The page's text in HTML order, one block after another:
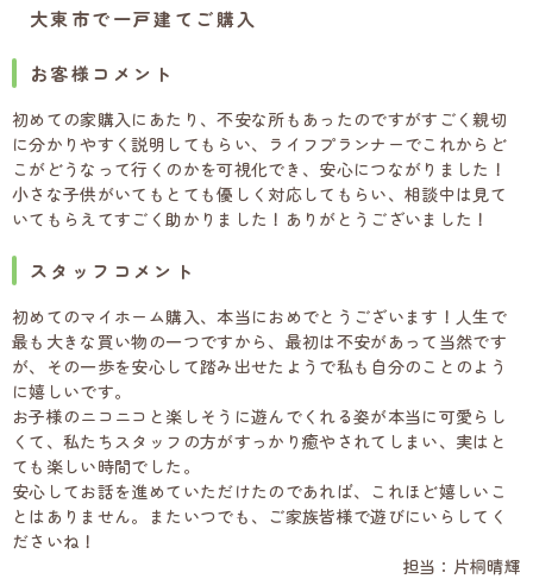
大東市で一戸建てご購入
お客様コメント
初めての家購入にあたり、不安な所もあったのですがすごく親切
に分かりやすく説明してもらい、ライフプランナーでこれからど
こがどうなって行くのかを可視化でき、安心につながりました！
小さな子供がいてもとても優しく対応してもらい、相談中は見て
いてもらえてすごく助かりました！ありがとうございました！
スタッフコメント
初めてのマイホーム購入、本当におめでとうございます！人生で
最も大きな買い物の一つですから、最初は不安があって当然です
が、その一歩を安心して踏み出せたようで私も自分のことのよう
に嬉しいです。
お子様のニコニコと楽しそうに遊んでくれる姿が本当に可愛らし
くて、私たちスタッフの方がすっかり癒やされてしまい、実はと
ても楽しい時間でした。
安心してお話を進めていただけたのであれば、これほど嬉しいこ
とはありません。またいつでも、ご家族皆様で遊びにいらしてく
ださいね！
担当：片桐晴輝